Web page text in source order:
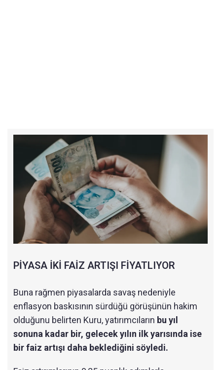
PİYASA İKİ FAİZ ARTIŞI FİYATLIYOR
Buna rağmen piyasalarda savaş nedeniyle
enflasyon baskısının sürdüğü görüşünün hakim
olduğunu belirten Kuru, yatırımcıların bu yıl
sonuna kadar bir, gelecek yılın ilk yarısında ise
bir faiz artışı daha beklediğini söyledi.